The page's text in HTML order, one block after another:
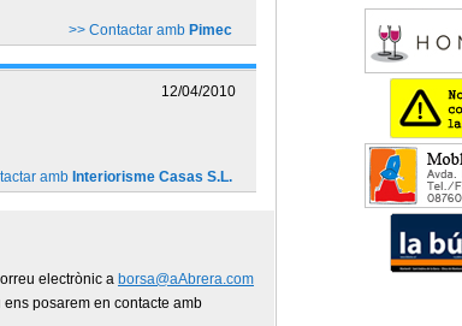
>> Contactar amb Pimec
12/04/2010
amb Interiorisme Casas S.L.
electrònic a borsa@aAbrera.com
posarem en contacte amb